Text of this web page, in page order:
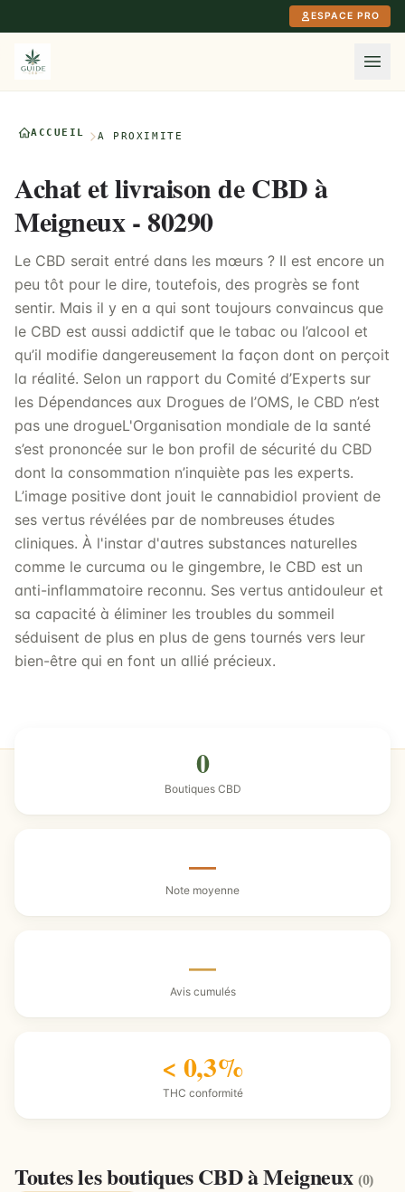
ESPACE PRO
ACCUEIL À PROXIMITÉ
Achat et livraison de CBD à
Meigneux - 80290
Le CBD serait entré dans les mœurs ? Il est encore un
peu tôt pour le dire, toutefois, des progrès se font
sentir. Mais il y en a qui sont toujours convaincus que
le CBD est aussi addictif que le tabac ou l’alcool et
qu’il modifie dangereusement la façon dont on perçoit
la réalité. Selon un rapport du Comité d’Experts sur
les Dépendances aux Drogues de l’OMS, le CBD n’est
pas une drogueL'Organisation mondiale de la santé
s’est prononcée sur le bon profil de sécurité du CBD
dont la consommation n’inquiète pas les experts.
L’image positive dont jouit le cannabidiol provient de
ses vertus révélées par de nombreuses études
cliniques. À l'instar d'autres substances naturelles
comme le curcuma ou le gingembre, le CBD est un
anti-inflammatoire reconnu. Ses vertus antidouleur et
sa capacité à éliminer les troubles du sommeil
séduisent de plus en plus de gens tournés vers leur
bien-être qui en font un allié précieux.
0
Boutiques CBD
—
Note moyenne
—
Avis cumulés
< 0,3%
THC conformité
Toutes les boutiques CBD à Meigneux(0)